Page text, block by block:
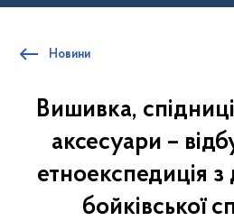
Новини
Вишивка,
аксесуари –
етноекспедиція
бойківської